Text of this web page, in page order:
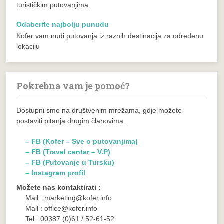
turističkim putovanjima
Odaberite najbolju punudu
Kofer vam nudi putovanja iz raznih destinacija za određenu
lokaciju
Pokrebna vam je pomoć?
Dostupni smo na društvenim mrežama, gdje možete
postaviti pitanja drugim članovima.
– FB (Kofer – Sve o putovanjima)
– FB (Travel centar – V.P)
– FB (Putovanje u Tursku)
– Instagram profil
Možete nas kontaktirati :
Mail : marketing@kofer.info
Mail : office@kofer.info
Tel.: 00387 (0)61 / 52-61-52